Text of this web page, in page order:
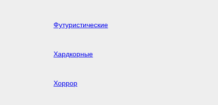
Футуристические
Хардкорные
Хоррор